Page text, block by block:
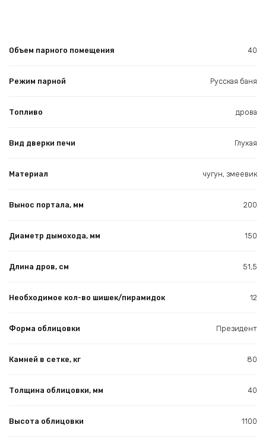
Объем парного помещения 40
Режим парной Русская баня
Топливо дрова
Вид дверки печи Глухая
Материал чугун, змеевик
Вынос портала, мм 200
Диаметр дымохода, мм 150
Длина дров, см 51,5
Необходимое кол-во шишек/пирамидок 12
Форма облицовки Президент
Камней в сетке, кг 80
Толщина облицовки, мм 40
Высота облицовки 1100